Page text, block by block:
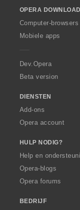
w
O
p
a
OPERA
Computer-browsers
Mobiele apps
Dev.Opera
Beta version
DIENSTEN
Add-ons
Opera account
HULP NODIG?
Help en
Opera-blogs
Opera forums
BEDRIJF